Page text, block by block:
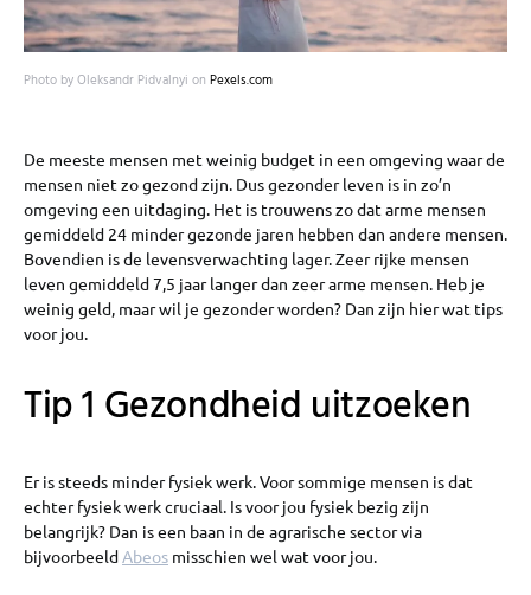
Photo by Oleksandr Pidvalnyi on Pexels.com
De meeste mensen met weinig budget in een omgeving waar de
mensen niet zo gezond zijn. Dus gezonder leven is in zo’n
omgeving een uitdaging. Het is trouwens zo dat arme mensen
gemiddeld 24 minder gezonde jaren hebben dan andere mensen.
Bovendien is de levensverwachting lager. Zeer rijke mensen
leven gemiddeld 7,5 jaar langer dan zeer arme mensen. Heb je
weinig geld, maar wil je gezonder worden? Dan zijn hier wat tips
voor jou.
Tip 1 Gezondheid uitzoeken
Er is steeds minder fysiek werk. Voor sommige mensen is dat
echter fysiek werk cruciaal. Is voor jou fysiek bezig zijn
belangrijk? Dan is een baan in de agrarische sector via
bijvoorbeeldAbeos misschien wel wat voor jou.